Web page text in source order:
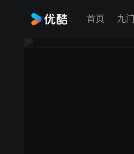
首页 九门